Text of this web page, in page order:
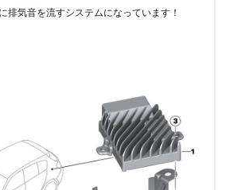
排気音を流すシステムになっています！